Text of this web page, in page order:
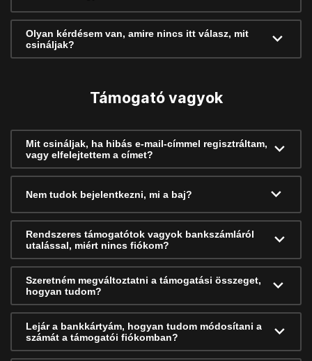
Olyan kérdésem van, amire nincs itt válasz, mit
csináljak?
Támogató vagyok
Mit csináljak, ha hibás e-mail-címmel regisztráltam,
vagy elfelejtettem a címet?
Nem tudok bejelentkezni, mi a baj?
Rendszeres támogatótok vagyok bankszámláról
utalással, miért nincs fiókom?
Szeretném megváltoztatni a támogatási összeget,
hogyan tudom?
Lejár a bankkártyám, hogyan tudom módosítani a
számát a támogatói fiókomban?